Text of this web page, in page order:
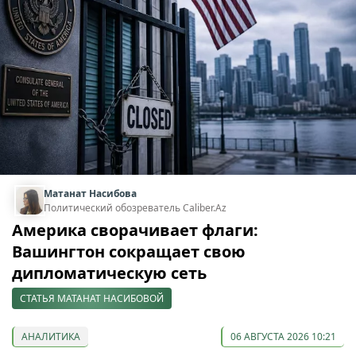
Матанат Насибова
Политический обозреватель Caliber.Az
Америка сворачивает флаги:
Вашингтон сокращает свою
дипломатическую сеть
СТАТЬЯ МАТАНАТ НАСИБОВОЙ
АНАЛИТИКА 06 АВГУСТА 2026 10:21